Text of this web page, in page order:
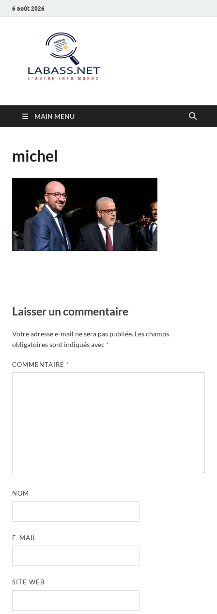
6 août 2026
MAIN MENU
michel
Laisser un commentaire
Votre adresse e-mail ne sera pas publiée. Les champs
obligatoires sont indiqués avec *
COMMENTAIRE *
NOM
E-MAIL
SITE WEB